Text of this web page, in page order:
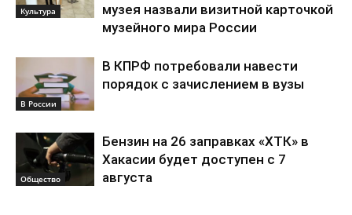
Культура
музея назвали визитной карточкой
музейного мира России
В России
В КПРФ потребовали навести
порядок с зачислением в вузы
Общество
Бензин на 26 заправках «ХТК» в
Хакасии будет доступен с 7
августа